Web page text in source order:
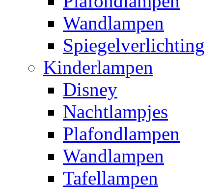
Wandlampen
Spiegelverlichting
Kinderlampen
Disney
Nachtlampjes
Plafondlampen
Wandlampen
Tafellampen